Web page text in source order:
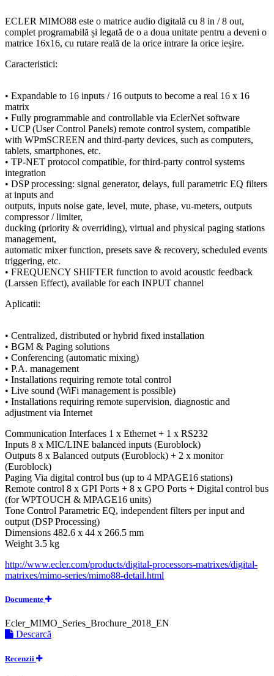
ECLER MIMO88 este o matrice audio digitală cu 8 in / 8 out,
complet programabilă și legată de o a doua unitate pentru a deveni o
matrice 16x16, cu rutare reală de la orice intrare la orice ieșire.
Caracteristici:
• Expandable to 16 inputs / 16 outputs to become a real 16 x 16
matrix
• Fully programmable and controllable via EclerNet software
• UCP (User Control Panels) remote control system, compatible
with WPmSCREEN and third-party devices, such as computers,
tablets, smartphones, etc.
• TP-NET protocol compatible, for third-party control systems
integration
• DSP processing: signal generator, delays, full parametric EQ filters
at inputs and
outputs, inputs noise gate, level, mute, phase, vu-meters, outputs
compressor / limiter,
ducking (priority & overriding), virtual and physical paging stations
management,
automatic mixer function, presets save & recovery, scheduled events
triggering, etc.
• FREQUENCY SHIFTER function to avoid acoustic feedback
(Larssen Effect), available for each INPUT channel
Aplicatii:
• Centralized, distributed or hybrid fixed installation
• BGM & Paging solutions
• Conferencing (automatic mixing)
• P.A. management
• Installations requiring remote total control
• Live sound (WiFi management is possible)
• Installations requiring remote supervision, diagnostic and
adjustment via Internet
Communication Interfaces 1 x Ethernet + 1 x RS232
Inputs 8 x MIC/LINE balanced inputs (Euroblock)
Outputs 8 x Balanced outputs (Euroblock) + 2 x monitor
(Euroblock)
Paging Via digital control bus (up to 4 MPAGE16 stations)
Remote control 8 x GPI Ports + 8 x GPO Ports + Digital control bus
(for WPTOUCH & MPAGE16 units)
Tone Control Parametric EQ, independent filters per input and
output (DSP Processing)
Dimensions 482.6 x 44 x 266.5 mm
Weight 3.5 kg
http://www.ecler.com/products/digital-processors-matrixes/digital-
matrixes/mimo-series/mimo88-detail.html
Documente
Ecler_MIMO_Series_Brochure_2018_EN
Descarcă
Recenzii